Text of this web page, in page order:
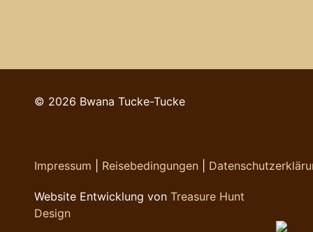
© 2026 Bwana Tucke-Tucke
Impressum Reisebedingungen
Website Entwicklung von Treasure Hunt
Design